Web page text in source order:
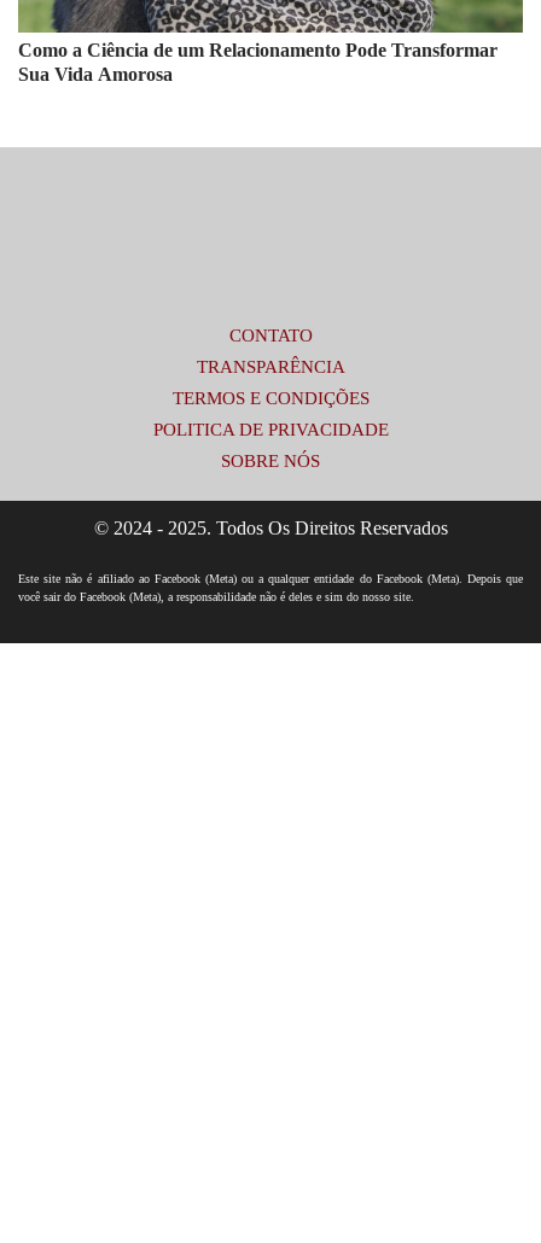
Como a Ciência de um Relacionamento Pode Transformar
Sua Vida Amorosa
CONTATO
TRANSPARÊNCIA
TERMOS E CONDIÇÕES
POLITICA DE PRIVACIDADE
SOBRE NÓS
© 2024 - 2025. Todos Os Direitos Reservados
Este site não é afiliado ao Facebook (Meta) ou a qualquer entidade do Facebook (Meta). Depois que
você sair do Facebook (Meta), a responsabilidade não é deles e sim do nosso site.